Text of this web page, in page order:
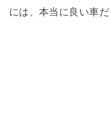
には、本当に良い車だ